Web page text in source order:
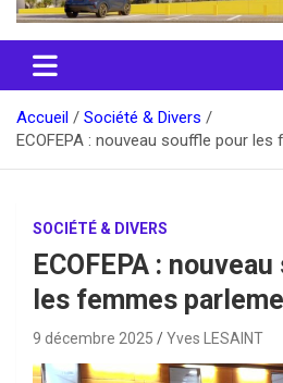
Accueil
Société & Divers
ECOFEPA : nouveau souffle pour
SOCIÉTÉ & DIVERS
ECOFEPA :
les femmes
9 décembre 2025 Yves LESAINT